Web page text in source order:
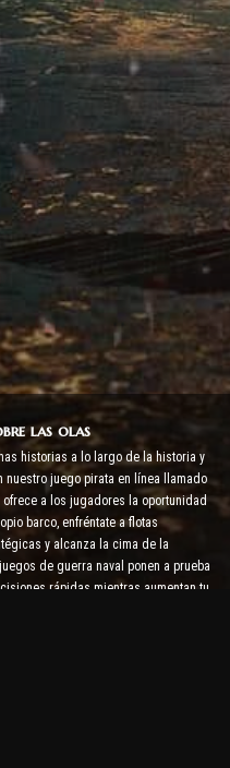
las olas
historias a lo largo de la historia y
nuestro juego pirata en línea llamado
a los jugadores la oportunidad
barco, enfréntate a flotas
y alcanza la cima de la
de guerra naval ponen a prueba
rápidas mientras aumentan tu